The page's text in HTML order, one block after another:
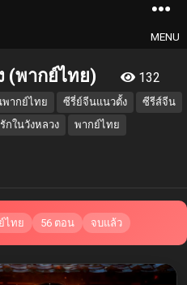
MENU
(พากย์ไทย) 132
ากย์ไทย ซีรี่ย์จีนแนวตั้ง
ซีรีส์จีน
กในวังหลวง
พากย์ไทย
ไทย 56 ตอน จบแล้ว